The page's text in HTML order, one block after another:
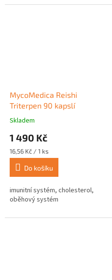
MycoMedica Reishi
Triterpen 90 kapslí
Průměrné
produktu
je
5,0
5
hvězdiček.
Skladem
1 490 Kč
Měrná
cena:
16,56 Kč / 1 ks
Do košíku
imunitní systém, cholesterol,
oběhový systém